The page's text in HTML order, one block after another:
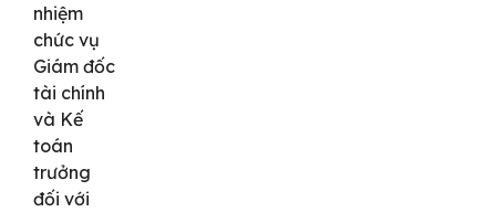
nhiệm
chức vụ
Giám đốc
tài chính
và Kế
toán
trưởng
đối với